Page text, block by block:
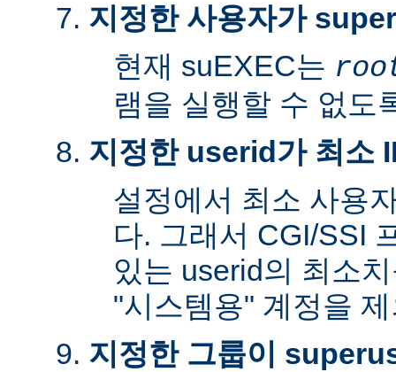
지정한 사용자가
현재 suEXEC는
램을 실행할 수 없도
지정한 userid가 최소
설정에서 최소 사용
다. 그래서 CGI/SSI
있는 userid의 최소
"시스템용" 계정을
지정한 그룹이